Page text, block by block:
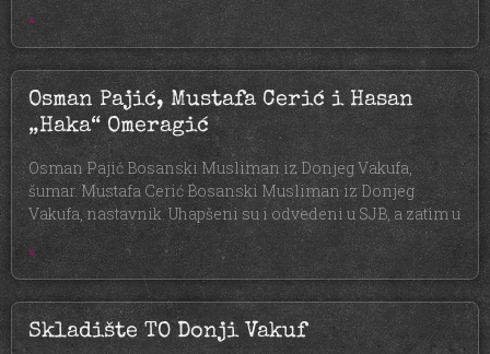
»
Osman Pajić, Mustafa Cerić i Hasan
„Haka“ Omeragić
Osman Pajić Bosanski Musliman iz Donjeg Vakufa,
šumar. Mustafa Cerić Bosanski Musliman iz Donjeg
Vakufa, nastavnik. Uhapšeni su i odvedeni u SJB, a zatim u
»
Skladište TO Donji Vakuf